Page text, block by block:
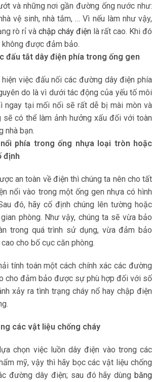
và những nơi gần đường ống nước như:
vệ sinh, nhà tắm, … Vì nếu làm như vậy,
rò rỉ và chập cháy điện là rất cao. Khi đó
được đảm bảo.
đấu tắt dây điện phía trong ống gen
việc đấu nối các đường dây điện phía
do là vì dưới tác động của yếu tố môi
ngay tại mối nối sẽ rất dễ bị mài mòn và
sẽ có thể làm ảnh hưởng xấu đối với toàn
nhà bạn.
phía trong ống nhựa loại tròn hoặc
định
an toàn về điện thì chúng ta nên cho tất
nổi vào trong một ống gen nhựa có hình
đó, hãy cố định chúng lên tường hoặc
phòng. Như vậy, chúng ta sẽ vừa bảo
trong quá trình sử dụng, vừa đảm bảo
cho bố cục căn phòng.
tính toán một cách chính xác các đường
cho đảm bảo được sự phù hợp đối với số
xảy ra tình trạng cháy nổ hay chập điện
các vật liệu chống cháy
chọn việc luồn dây điện vào trong các
mỹ, vậy thì hãy bọc các vật liệu chống
đường dây điện; sau đó hãy dùng băng